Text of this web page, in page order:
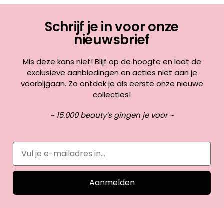
Schrijf je in voor onze
nieuwsbrief
Mis deze kans niet! Blijf op de hoogte en laat de
exclusieve aanbiedingen en acties niet aan je
voorbijgaan. Zo ontdek je als eerste onze nieuwe
collecties!
~ 15.000 beauty’s gingen je voor ~
Aanmelden